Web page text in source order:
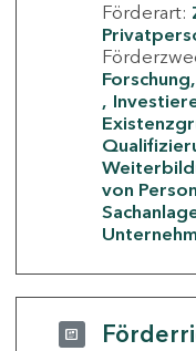
Förderart:
von